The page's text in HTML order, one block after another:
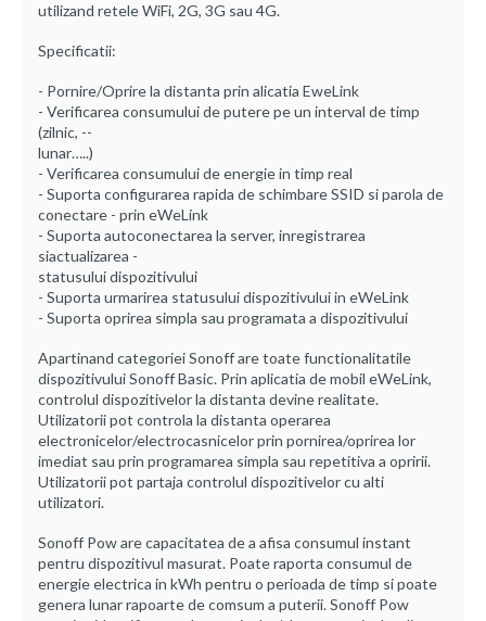
utilizand retele WiFi, 2G, 3G sau 4G.
Specificatii:
- Pornire/Oprire la distanta prin alicatia EweLink
- Verificarea consumului de putere pe un interval de timp
(zilnic, --
lunar…..)
- Verificarea consumului de energie in timp real
- Suporta configurarea rapida de schimbare SSID si parola de
conectare - prin eWeLink
- Suporta autoconectarea la server, inregistrarea
siactualizarea -
statusului dispozitivului
- Suporta urmarirea statusului dispozitivului in eWeLink
- Suporta oprirea simpla sau programata a dispozitivului
Apartinand categoriei Sonoff are toate functionalitatile
dispozitivului Sonoff Basic. Prin aplicatia de mobil eWeLink,
controlul dispozitivelor la distanta devine realitate.
Utilizatorii pot controla la distanta operarea
electronicelor/electrocasnicelor prin pornirea/oprirea lor
imediat sau prin programarea simpla sau repetitiva a opririi.
Utilizatorii pot partaja controlul dispozitivelor cu alti
utilizatori.
Sonoff Pow are capacitatea de a afisa consumul instant
pentru dispozitivul masurat. Poate raporta consumul de
energie electrica in kWh pentru o perioada de timp si poate
genera lunar rapoarte de comsum a puterii. Sonoff Pow